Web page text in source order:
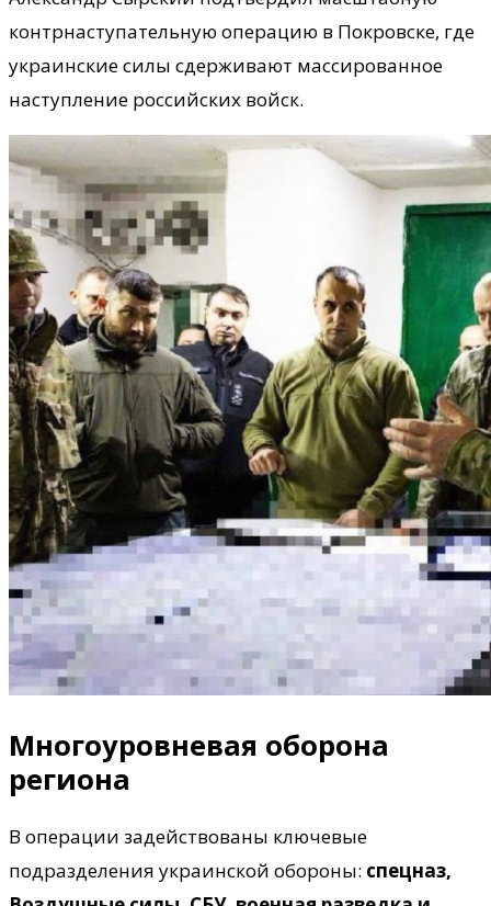
контрнаступательную операцию в Покровске, где
украинские силы сдерживают массированное
наступление российских войск.
Многоуровневая оборона
региона
В операции задействованы ключевые
подразделения украинской обороны: спецназ,